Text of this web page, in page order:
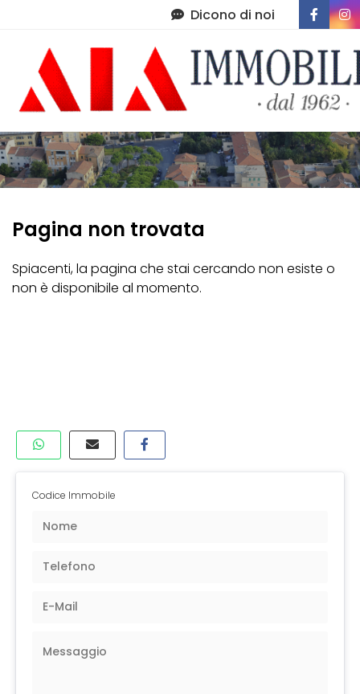
Dicono di noi
Immobili
Immobili In Vendita
Immobili In Affitto
Chi Siamo
Servizi
Di Cosa Ci Occupiamo
Amministrazione Condominiale
Post Vendita
Contatti
Pagina non trovata
Spiacenti, la pagina che stai cercando non esiste o
non è disponibile al momento.
Codice Immobile